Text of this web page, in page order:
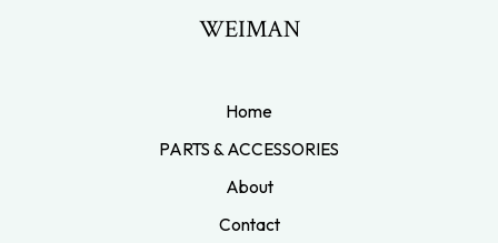
WEIMAN
Home
PARTS & ACCESSORIES
About
Contact